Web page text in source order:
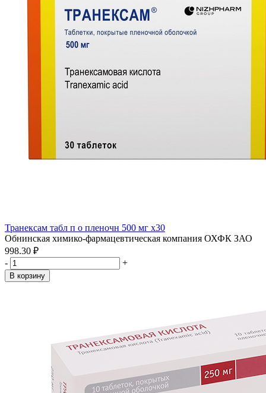
Транексам табл п о пленочн 500 мг x30
Обнинская химико-фармацевтическая компания ОХФК ЗАО
998.30 ₽
-
+
В корзину